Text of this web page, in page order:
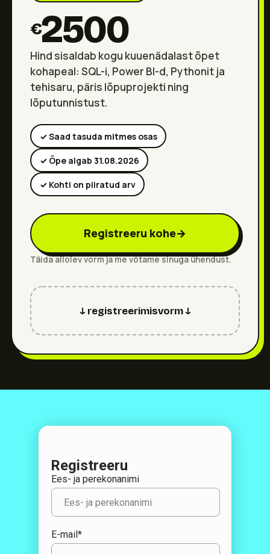
€2500
Hind sisaldab kogu kuuenädalast õpet
kohapeal: SQL-i, Power BI-d, Pythonit ja
tehisaru, päris lõpuprojekti ning
lõputunnistust.
✓ Saad tasuda mitmes osas
✓ Õpe algab 31.08.2026
✓ Kohti on piiratud arv
Registreeru kohe→
Täida allolev vorm ja me võtame sinuga ühendust.
↓ registreerimisvorm ↓
Ees- ja perekonanimi
E-mail*
Registreeru